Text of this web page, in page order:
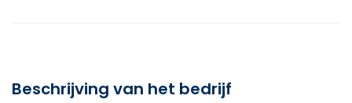
Beschrijving van het bedrijf